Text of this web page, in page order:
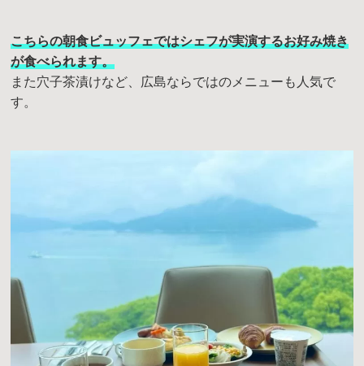
こちらの朝食ビュッフェではシェフが実演するお好み焼き
が食べられます。
また穴子茶漬けなど、広島ならではのメニューも人気で
す。